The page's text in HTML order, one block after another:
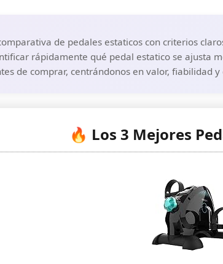
de pedales estaticos con criterios
rápidamente qué pedal estatico se ajusta
de comprar, centrándonos en valor, fiabilidad
🔥 Los 3 Mejores